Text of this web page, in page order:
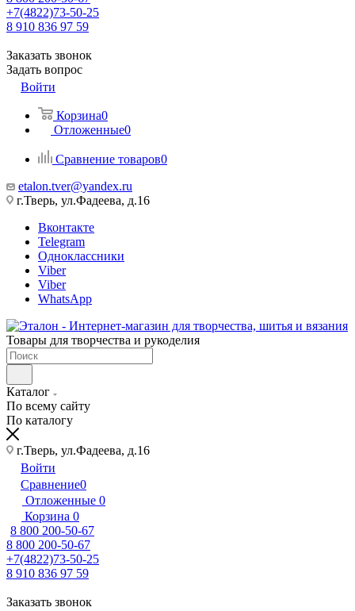
+7(4822)73-50-25
8 910 836 97 59
Заказать звонок
Задать вопрос
Войти
Корзина0
Отложенные0
Сравнение товаров0
etalon.tver@yandex.ru
г.Тверь, ул.Фадеева, д.16
Вконтакте
Telegram
Одноклассники
Viber
Viber
WhatsApp
Товары для творчества и рукоделия
Каталог
По всему сайту
По каталогу
г.Тверь, ул.Фадеева, д.16
Войти
Сравнение0
Отложенные 0
Корзина 0
8 800 200-50-67
8 800 200-50-67
+7(4822)73-50-25
8 910 836 97 59
Заказать звонок